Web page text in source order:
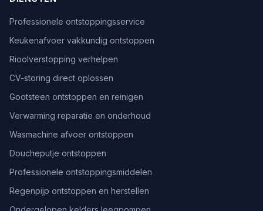
Professionele ontstoppingsservice
Keukenafvoer vakkundig ontstoppen
Rioolverstopping verhelpen
CV-storing direct oplossen
Gootsteen ontstoppen en reinigen
Verwarming reparatie en onderhoud
Wasmachine afvoer ontstoppen
Doucheputje ontstoppen
Professionele ontstoppingsmiddelen
Regenpijp ontstoppen en herstellen